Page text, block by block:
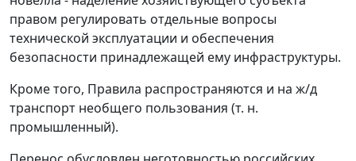
правом регулировать отдельные вопросы
технической эксплуатации и обеспечения
безопасности принадлежащей ему инфраструктуры.
Кроме того, Правила распространяются и на ж/д
транспорт необщего пользования (т. н.
промышленный).